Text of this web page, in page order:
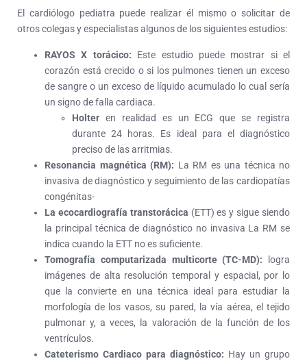
El cardiólogo pediatra puede realizar él mismo o solicitar de
otros colegas y especialistas algunos de los siguientes estudios:
RAYOS X torácico: Este estudio puede mostrar si el
corazón está crecido o si los pulmones tienen un exceso
de sangre o un exceso de líquido acumulado lo cual sería
un signo de falla cardiaca.
Holter en realidad es un ECG que se registra
durante 24 horas. Es ideal para el diagnóstico
preciso de las arritmias.
Resonancia magnética (RM): La RM es una técnica no
invasiva de diagnóstico y seguimiento de las cardiopatías
congénitas-
La ecocardiografía transtorácica (ETT) es y sigue siendo
la principal técnica de diagnóstico no invasiva La RM se
indica cuando la ETT no es suficiente.
Tomografía computarizada multicorte (TC-MD):
logra
imágenes de alta resolución temporal y espacial, por lo
que la convierte en una técnica ideal para estudiar la
morfología de los vasos, su pared, la vía aérea, el tejido
pulmonar y, a veces, la valoración de la función de los
ventrículos.
Cateterismo Cardiaco para diagnóstico: Hay un grupo